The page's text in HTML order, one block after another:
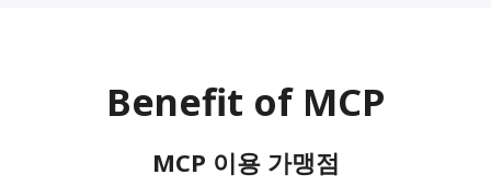
Benefit of MCP
MCP 이용 가맹점